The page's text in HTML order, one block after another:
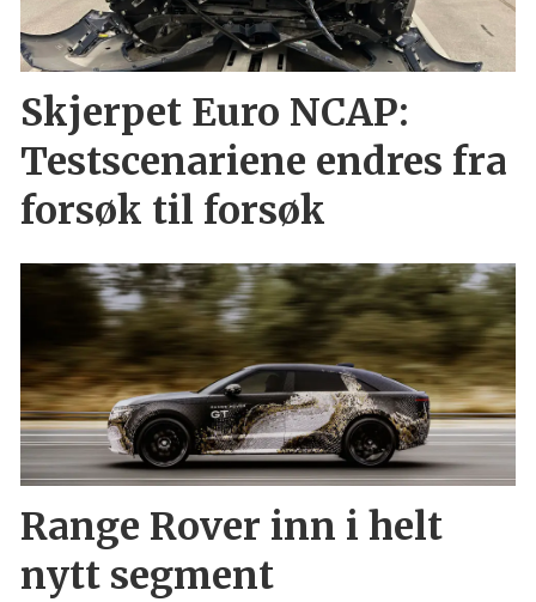
Skjerpet Euro NCAP:
Testscenariene endres fra
forsøk til forsøk
Range Rover inn i helt
nytt segment